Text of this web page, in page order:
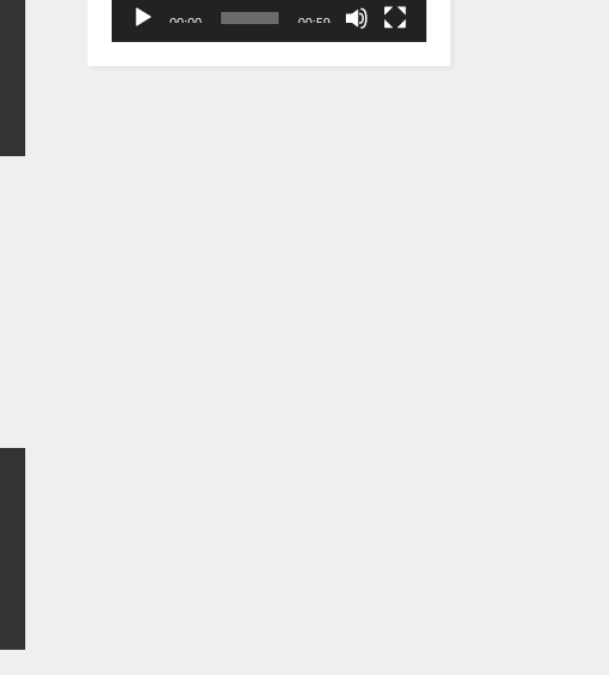
00:00 00:59